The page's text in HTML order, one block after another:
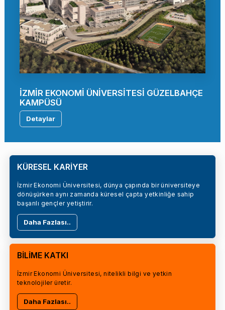
İZMİR EKONOMİ ÜNİVERSİTESİ GÜZELBAHÇE
KAMPÜSÜ
Detaylar
KÜRESEL KARİYER
İzmir Ekonomi Üniversitesi, dünya çapında bir üniversiteye
dönüşürken aynı zamanda küresel çapta yetkinliğe sahip
başarılı gençler yetiştirir.
Daha Fazlası..
BİLİME KATKI
İzmir Ekonomi Üniversitesi, nitelikli bilgi ve yetkin
teknolojiler üretir.
Daha Fazlası..